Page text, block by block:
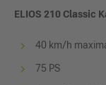
ELIOS 210 Classic
40 km/h
75 PS